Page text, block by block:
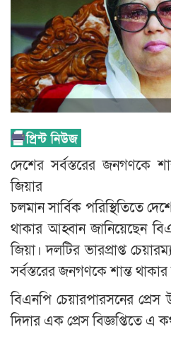
দেশের সর্বস্তরের জনগণকে
জিয়ার
চলমান সার্বিক পরিস্থিতিতে
থাকার আহ্বান জানিয়েছেন
জিয়া। দলটির ভারপ্রাপ্ত
সর্বস্তরের জনগণকে শান্ত
বিএনপি চেয়ারপারসনের প্রেস
দিদার এক প্রেস বিজ্ঞপ্তিতে এ